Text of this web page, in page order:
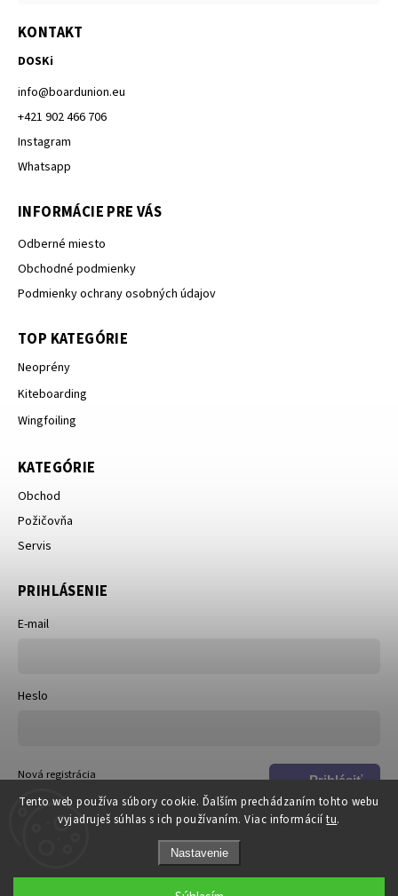
Tento web používa súbory cookie. Ďalším prechádzaním tohto webu
vyjadruješ súhlas s ich používaním. Viac informáciítu.
Nastavenie
KONTAKT
DOSKi
info@boardunion.eu
+421 902 466 706
Instagram
Whatsapp
INFORMÁCIE PRE VÁS
Odberné miesto
Obchodné podmienky
Podmienky ochrany osobných údajov
TOP KATEGÓRIE
Neoprény
Kiteboarding
Wingfoiling
KATEGÓRIE
Obchod
Požičovňa
Servis
PRIHLÁSENIE
E-mail
Heslo
Prihlásiť
sa
Nová registrácia
Zabudnuté heslo